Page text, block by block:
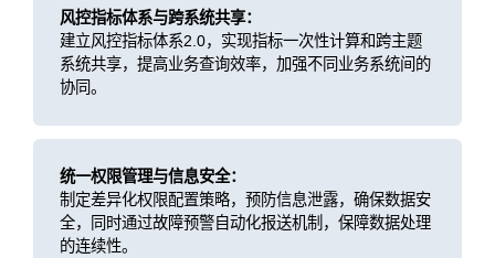
风控指标体系与跨系统共享：
建立风控指标体系2.0，实现指标一次性计算和跨主题
系统共享，提高业务查询效率，加强不同业务系统间的
协同。
统一权限管理与信息安全：
制定差异化权限配置策略，预防信息泄露，确保数据安
全，同时通过故障预警自动化报送机制，保障数据处理
的连续性。